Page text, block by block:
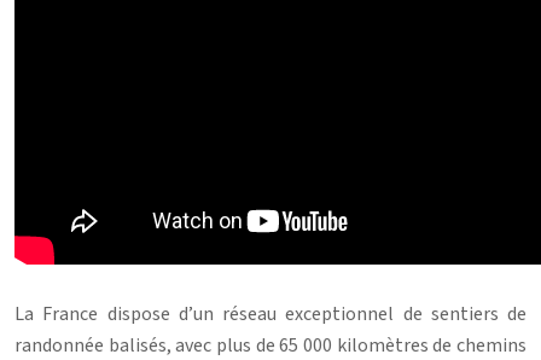
La France dispose d’un réseau exceptionnel de sentiers de
randonnée balisés, avec plus de 65 000 kilomètres de chemins